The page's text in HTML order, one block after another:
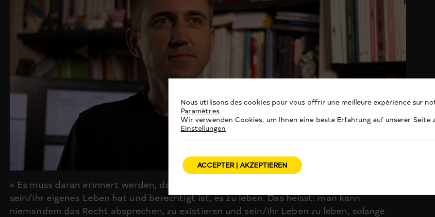
« Es muss daran erinnert werden, dass jeder und jede seine/ihre eigene Identität und
sein/ihr eigenes Leben hat und berechtigt ist, es zu leben. Das heisst: man kann
niemandem das Recht absprechen, zu existieren und sein/ihr Leben zu leben, solange
Nous utilisons des cookies pour vous offrir une meilleure expérience sur
Paramètres
Wir verwenden Cookies, um Ihnen eine beste Erfahrung auf unserer Seite
Einstellungen
ACCEPTER | AKZEPTIEREN